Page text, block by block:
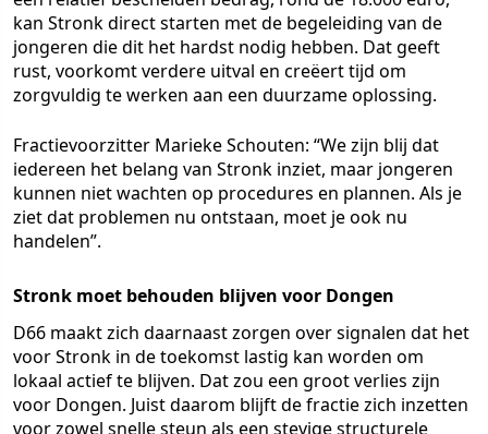
kan Stronk direct starten met de begeleiding van de
jongeren die dit het hardst nodig hebben. Dat geeft
rust, voorkomt verdere uitval en creëert tijd om
zorgvuldig te werken aan een duurzame oplossing.
Fractievoorzitter Marieke Schouten: “We zijn blij dat
iedereen het belang van Stronk inziet, maar jongeren
kunnen niet wachten op procedures en plannen. Als je
ziet dat problemen nu ontstaan, moet je ook nu
handelen”.
Stronk moet behouden blijven voor Dongen
D66 maakt zich daarnaast zorgen over signalen dat het
voor Stronk in de toekomst lastig kan worden om
lokaal actief te blijven. Dat zou een groot verlies zijn
voor Dongen. Juist daarom blijft de fractie zich inzetten
voor zowel snelle steun als een stevige structurele